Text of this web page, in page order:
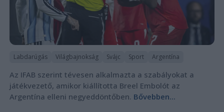
Labdarúgás Világbajnokság Svájc Sport Argentína
Az IFAB szerint tévesen alkalmazta a szabályokat a
játékvezető, amikor kiállította Breel Embolót az
Argentína elleni negyeddöntőben. Bővebben...